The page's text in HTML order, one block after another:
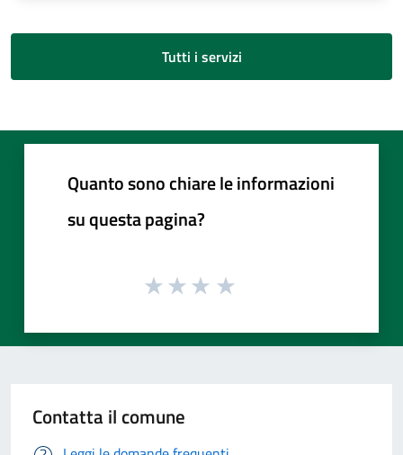
Tutti i servizi
Quanto sono chiare le informazioni
su questa pagina?
Contatta il comune